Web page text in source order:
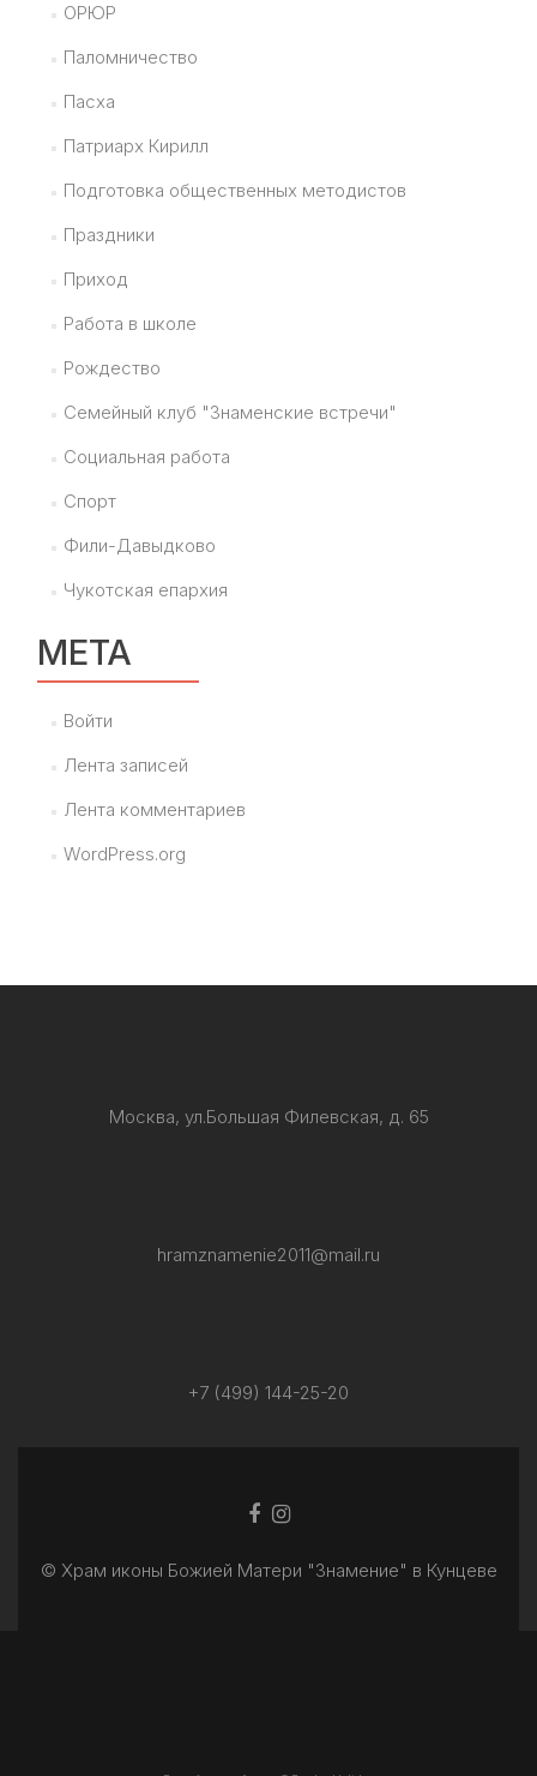
ОРЮР
Паломничество
Пасха
Патриарх Кирилл
Подготовка общественных методистов
Праздники
Приход
Работа в школе
Рождество
Семейный клуб "Знаменские встречи"
Социальная работа
Спорт
Фили-Давыдково
Чукотская епархия
МЕТА
Войти
Лента записей
Лента комментариев
WordPress.org
Москва, ул.Большая Филевская, д. 65
hramznamenie2011@mail.ru
+7 (499) 144-25-20
Facebook
Ссылка
© Храм иконы Божией Матери "Знамение" в Кунцеве